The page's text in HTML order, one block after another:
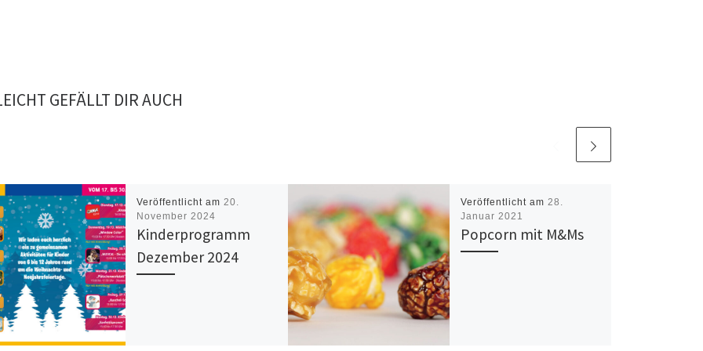
GEFÄLLT DIR AUCH
Veröffentlicht am20.
November 2024
Kinderprogramm
Dezember 2024
Veröffentlicht am 28.
Januar 2021
Popcorn mit M&Ms